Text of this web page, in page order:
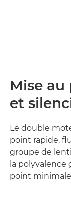
Mise
et
Le double
point rapide,
groupe de
la polyvalence
point